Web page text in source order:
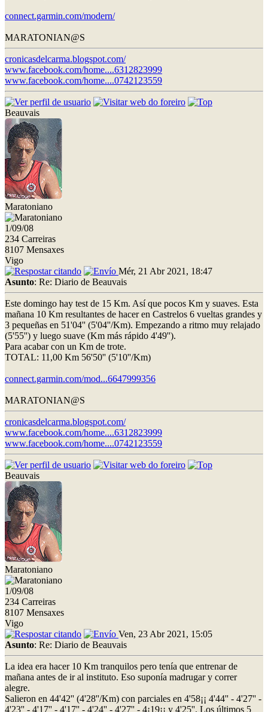
connect.garmin.com/modern/
MARATONIAN@S
cronicasdelcarma.blogspot.com/
www.facebook.com/home....6312823999
www.facebook.com/home....0742123559
Beauvais
Maratoniano
1/09/08
234 Carreiras
8107 Mensaxes
Vigo
Mér, 21 Abr 2021, 18:47
Asunto: Re: Diario de Beauvais
Este domingo hay test de 15 Km. Así que pocos Km y suaves. Esta
mañana 10 Km resultantes de hacer en Castrelos 6 vueltas grandes y
3 pequeñas en 51'04'' (5'04''/Km). Empezando a ritmo muy relajado
(5'55'') y luego suave (Km más rápido 4'49'').
Para acabar con un Km de trote.
TOTAL: 11,00 Km 56'50'' (5'10''/Km)
connect.garmin.com/mod...6647999356
MARATONIAN@S
cronicasdelcarma.blogspot.com/
www.facebook.com/home....6312823999
www.facebook.com/home....0742123559
Beauvais
Maratoniano
1/09/08
234 Carreiras
8107 Mensaxes
Vigo
Ven, 23 Abr 2021, 15:05
Asunto: Re: Diario de Beauvais
La idea era hacer 10 Km tranquilos pero tenía que entrenar de
mañana antes de ir al instituto. Eso suponía madrugar y correr
alegre.
Salieron en 44'42'' (4'28''/Km) con parciales en 4'58¡¡ 4'44'' - 4'27'' -
4'23'' - 4'17'' - 4'17'' - 4'24'' - 4'27'' - 4¡19¡¡ y 4'25''. Los últimos 5